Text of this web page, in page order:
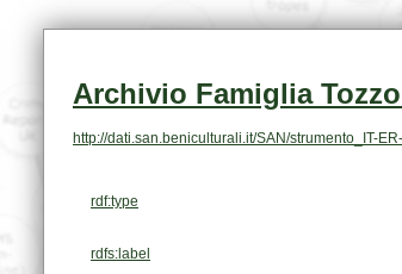
Archivio Famiglia
http://dati.san.beniculturali.it/SAN/strumento_IT-
rdf:type
rdfs:label